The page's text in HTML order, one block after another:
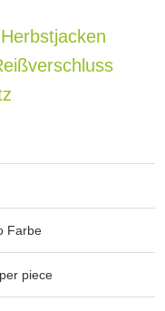
Farbe
piece